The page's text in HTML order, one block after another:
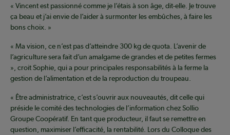
« Vincent est passionné comme je l’étais à son âge, dit-elle. Je trouve
ça beau et j’ai envie de l’aider à surmonter les embûches, à faire les
bons choix. »
« Ma vision, ce n’est pas d’atteindre 300 kg de quota. L’avenir de
l’agriculture sera fait d’un amalgame de grandes et de petites fermes
», croit Sophie, qui a pour principales responsabilités à la ferme la
gestion de l’alimentation et de la reproduction du troupeau.
« Être administratrice, c’est s’ouvrir aux nouveautés, dit celle qui
préside le comité des technologies de l’information chez Sollio
Groupe Coopératif. En tant que producteur, il faut se remettre en
question, maximiser l’efficacité, la rentabilité. Lors du Colloque des